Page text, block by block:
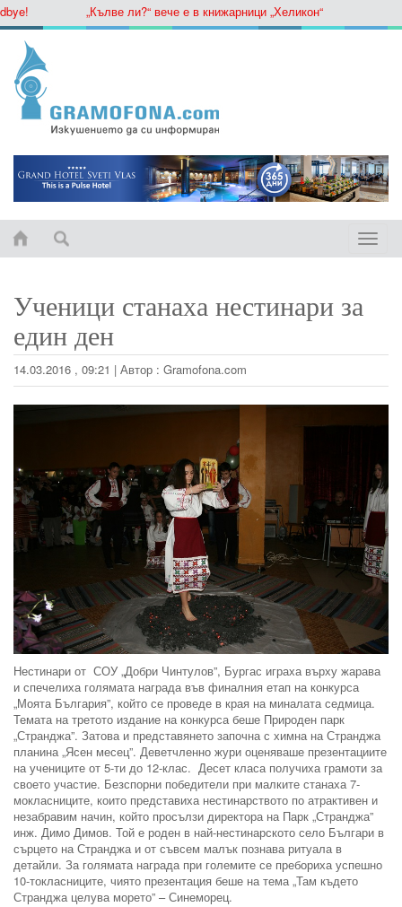
„Кълве ли?“ вече е в книжарници „Хеликон“
Toggle
Ученици станаха нестинари за
един ден
14.03.2016 , 09:21 | Автор : Gramofona.com
Нестинари от СОУ „Добри Чинтулов”, Бургас играха върху жарава
и спечелиха голямата награда във финалния етап на конкурса
„Моята България”, който се проведе в края на миналата седмица.
Темата на третото издание на конкурса беше Природен парк
„Странджа”. Затова и представянето започна с химна на Странджа
планина „Ясен месец”. Деветчленно жури оценяваше презентациите
на учениците от 5-ти до 12-клас. Десет класа получиха грамоти за
своето участие. Безспорни победители при малките станаха 7-
мокласниците, които представиха нестинарството по атрактивен и
незабравим начин, който просълзи директора на Парк „Странджа”
инж. Димо Димов. Той е роден в най-нестинарското село Българи в
сърцето на Странджа и от съвсем малък познава ритуала в
детайли. За голямата награда при големите се пребориха успешно
10-токласниците, чиято презентация беше на тема „Там където
Странджа целува морето” – Синеморец.